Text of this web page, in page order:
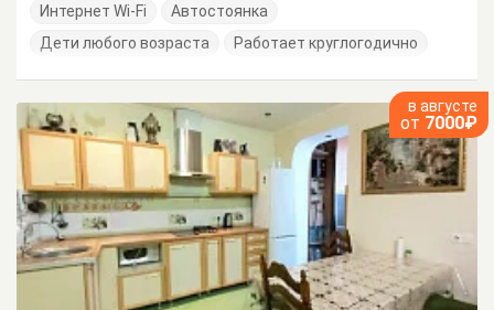
Интернет Wi-Fi
Автостоянка
Дети любого возраста
Работает круглогодично
в августе
от 7000₽